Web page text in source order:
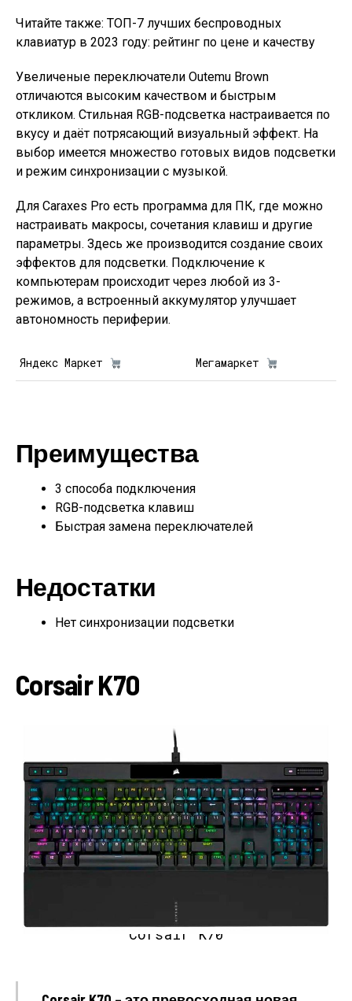
Читайте также: ТОП-7 лучших беспроводных
клавиатур в 2023 году: рейтинг по цене и качеству
Увеличеные переключатели Outemu Brown
отличаются высоким качеством и быстрым
откликом. Стильная RGB-подсветка настраивается по
вкусу и даёт потрясающий визуальный эффект. На
выбор имеется множество готовых видов подсветки
и режим синхронизации с музыкой.
Для Caraxes Pro есть программа для ПК, где можно
настраивать макросы, сочетания клавиш и другие
параметры. Здесь же производится создание своих
эффектов для подсветки. Подключение к
компьютерам происходит через любой из 3-
режимов, а встроенный аккумулятор улучшает
автономность периферии.
Яндекс Маркет Мегамаркет
Преимущества
3 способа подключения
RGB-подсветка клавиш
Быстрая замена переключателей
Недостатки
Нет синхронизации подсветки
Corsair K70
Corsair K70